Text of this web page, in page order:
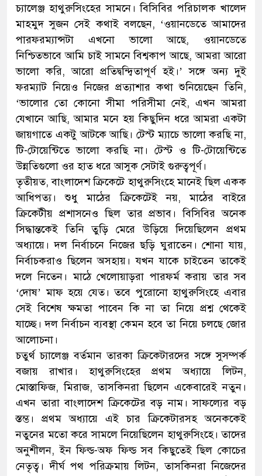
চ্যালেঞ্জ হাথুরুসিংহের সামনে। বিসিবির পরিচালক খালেদ
মাহমুদ সুজন সেই কথাই বলছেন, ‘ওয়ানডেতে আমাদের
পারফরম্যান্সটা এখনো ভালো আছে, ওয়ানডেতে
নিশ্চিতভাবে আমি চাই সামনে বিশ্বকাপ আছে, আমরা আরো
ভালো করি, আরো প্রতিদ্বন্দ্বিতাপূর্ণ হই।’ সঙ্গে অন্য দুই
ফরম্যাট নিয়েও নিজের প্রত্যাশার কথা শুনিয়েছেন তিনি,
‘ভালোর তো কোনো সীমা পরিসীমা নেই, এখন আমরা
যেখানে আছি, আমার মনে হয় কিছুদিন ধরে আমরা একটা
জায়গাতে একটু আটকে আছি। টেস্ট ম্যাচে ভালো করছি না,
টি-টোয়েন্টিতে ভালো করছি না। টেস্ট ও টি-টোয়েন্টিতে
উন্নতিগুলো ওর হাত ধরে আসুক সেটাই গুরুত্বপূর্ণ।
তৃতীয়ত, বাংলাদেশ ক্রিকেটে হাথুরুসিংহে মানেই ছিল একক
আধিপত্য। শুধু মাঠের ক্রিকেটেই নয়, মাঠের বাইরে
ক্রিকেটীয় প্রশাসনেও ছিল তার প্রভাব। বিসিবির অনেক
সিদ্ধান্তকেই তিনি তুড়ি মেরে উড়িয়ে দিয়েছিলেন প্রথম
অধ্যায়ে। দল নির্বাচনে নিজের ছড়ি ঘুরাতেন। শোনা যায়,
নির্বাচকরাও ছিলেন অসহায়। যখন যাকে চাইতেন তাকেই
দলে নিতেন। মাঠে খেলোয়াড়রা পারফর্ম করায় তার সব
‘দোষ’ মাফ হয়ে যেত। তবে পুরোনো হাথুরুসিংহে এবার
সেই বিশেষ ক্ষমতা পাবেন কি না তা নিয়ে প্রশ্ন থেকেই
যাচ্ছে। দল নির্বাচন ব্যবস্থা কেমন হবে তা নিয়ে চলছে জোর
আলোচনা।
চতুর্থ চ্যালেঞ্জ বর্তমান তারকা ক্রিকেটারদের সঙ্গে সুসম্পর্ক
বজায় রাখার। হাথুরুসিংহের প্রথম অধ্যায়ে লিটন,
মোস্তাফিজ, মিরাজ, তাসকিনরা ছিলেন একেবারেই নতুন।
এখন তারা বাংলাদেশ ক্রিকেটের বড় নাম। সাফল্যের বড়
স্তম্ভ। প্রথম অধ্যায়ে এই চার ক্রিকেটারসহ অনেককেই
নতুনের মতো করে সামলে নিয়েছিলেন হাথুরুসিংহে। তাদের
অনুশীলন, ইন ফিল্ড-অফ ফিল্ড সব কিছুতেই ছিল কোচের
নেতৃত্ব। দীর্ঘ পথ পরিক্রমায় লিটন, তাসকিনরা নিজেদের